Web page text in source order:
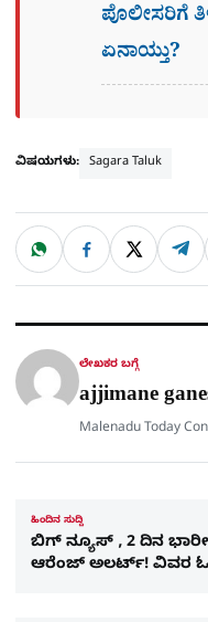
ಪೊಲೀಸರಿಗೆ
ಏನಾಯ್ತು?
ವಿಷಯಗಳು: Sagara Taluk
ಹಂಚಿಕೊಳ್ಳಿ
W
a
t
p
F
c
e
o
X T
l
e
a
ಲೇಖಕರ ಬಗ್ಗೆ
ajjimane
Malenadu Today
ಹಿಂದಿನ ಸುದ್ದಿ
ಬಿಗ್​ ನ್ಯೂಸ್​ , 2 ದಿನ
ಆರೆಂಜ್ ಅಲರ್ಟ್! ವಿವರ